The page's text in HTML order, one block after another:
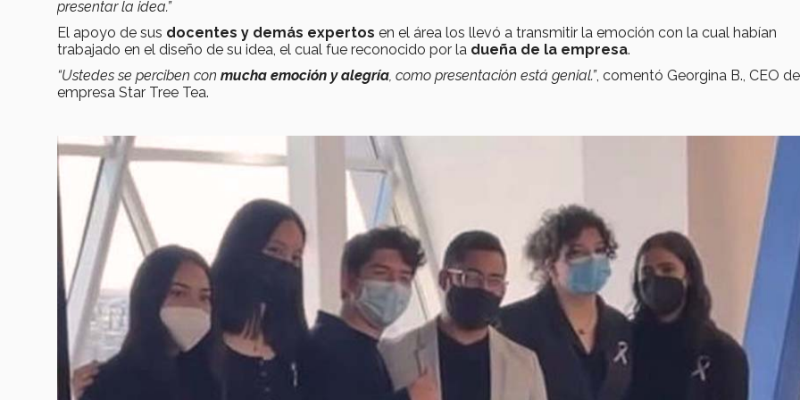
presentar la idea.”
El apoyo de sus docentes y demás expertos en el área los llevó a transmitir la emoción con la cual habían
trabajado en el diseño de su idea, el cual fue reconocido por la dueña de la empresa.
“Ustedes se perciben con mucha emoción y alegría, como presentación está genial.”, comentó Georgina B., CEO
empresa Star Tree Tea.